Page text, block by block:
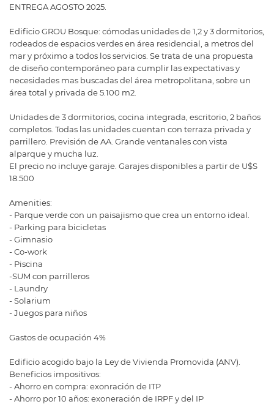
ENTREGA AGOSTO 2025.
Edificio GROU Bosque: cómodas unidades de 1,2 y 3 dormitorios,
rodeados de espacios verdes en área residencial, a metros del
mar y próximo a todos los servicios. Se trata de una propuesta
de diseño contemporáneo para cumplir las expectativas y
necesidades mas buscadas del área metropolitana, sobre un
área total y privada de 5.100 m2.
Unidades de 3 dormitorios, cocina integrada, escritorio, 2 baños
completos. Todas las unidades cuentan con terraza privada y
parrillero. Previsión de AA. Grande ventanales con vista
alparque y mucha luz.
El precio no incluye garaje. Garajes disponibles a partir de U$S
18.500
Amenities:
- Parque verde con un paisajismo que crea un entorno ideal.
- Parking para bicicletas
- Gimnasio
- Co-work
- Piscina
-SUM con parrilleros
- Laundry
- Solarium
- Juegos para niños
Gastos de ocupación 4%
Edificio acogido bajo la Ley de Vivienda Promovida (ANV).
Beneficios impositivos:
- Ahorro en compra: exonración de ITP
- Ahorro por 10 años: exoneración de IRPF y del IP